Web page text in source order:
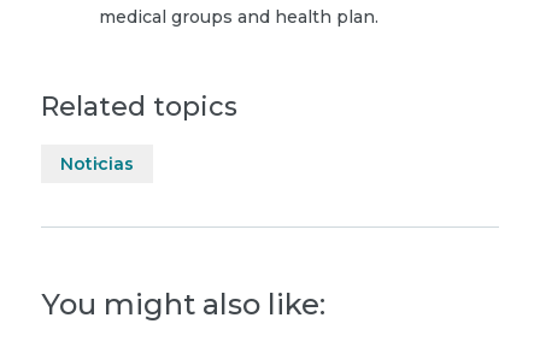
medical groups and health plan.
Related topics
Noticias
You might also like: